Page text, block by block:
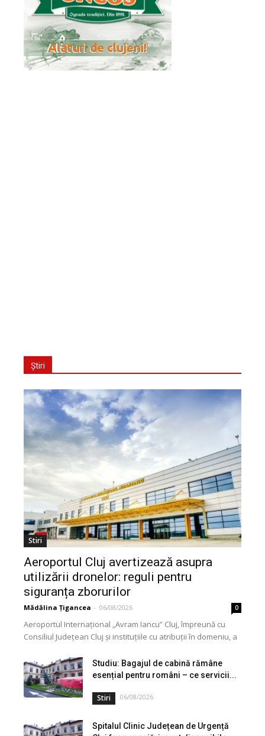
Știri
Stiri
Aeroportul Cluj avertizează asupra
utilizării dronelor: reguli pentru
siguranța zborurilor
Mădălina Țigancea - 06/08/2026 0
Aeroportul Internațional „Avram Iancu” Cluj, împreună cu
Consiliul Județean Cluj și instituțiile cu atribuții în domeniu, a
Studiu: Bagajul de cabină rămâne
esențial pentru români – ce servicii...
Stiri 06/08/2026
Spitalul Clinic Județean de Urgență